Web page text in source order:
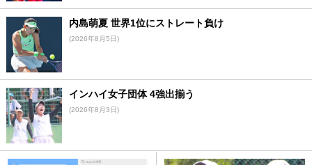
内島萌夏 世界1位にストレート負け
(2026年8月5日)
インハイ女子団体 4強出揃う
(2026年8月3日)